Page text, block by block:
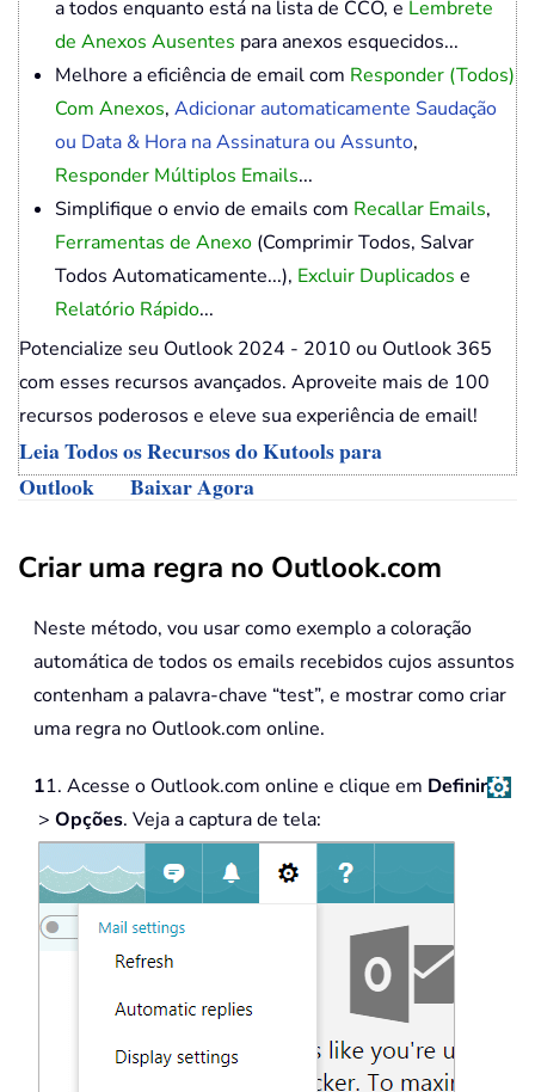
a todos enquanto está na lista de CCO, e Lembrete
de Anexos Ausentes para anexos esquecidos...
Melhore a eficiência de email com Responder (Todos)
Com Anexos, Adicionar automaticamente Saudação
ou Data & Hora na Assinatura ou Assunto,
Responder Múltiplos Emails...
Simplifique o envio de emails com Recallar Emails,
Ferramentas de Anexo (Comprimir Todos, Salvar
Todos Automaticamente...), Excluir Duplicados e
Relatório Rápido...
Potencialize seu Outlook 2024 - 2010 ou Outlook 365
com esses recursos avançados. Aproveite mais de 100
recursos poderosos e eleve sua experiência de email!
Leia Todos os Recursos do Kutools para
Outlook
Baixar Agora
Criar uma regra no Outlook.com
Neste método, vou usar como exemplo a coloração
automática de todos os emails recebidos cujos assuntos
contenham a palavra-chave “test”, e mostrar como criar
uma regra no Outlook.com online.
11. Acesse o Outlook.com online e clique em Definir
> Opções. Veja a captura de tela: